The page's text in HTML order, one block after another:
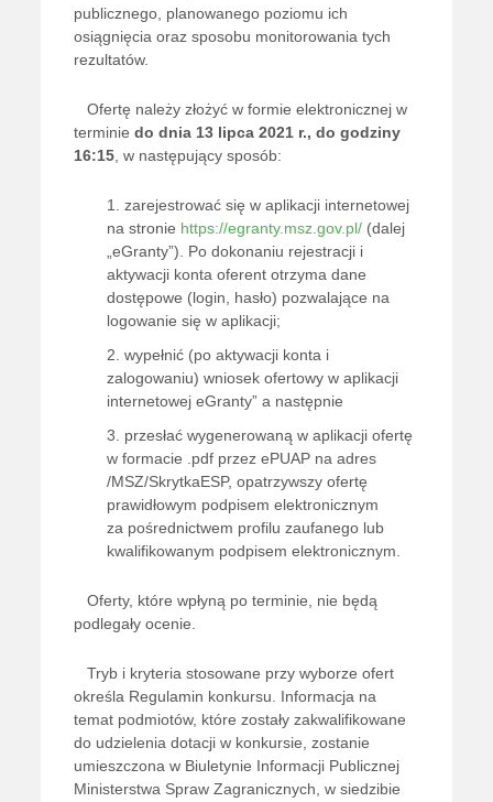
publicznego, planowanego poziomu ich
osiągnięcia oraz sposobu monitorowania tych
rezultatów.
Ofertę należy złożyć w formie elektronicznejw
terminiedo dnia 13 lipca 2021 r., do godziny
16:15 , w następujący sposób:
zarejestrować się w aplikacji internetowej
na stronie https://egranty.msz.gov.pl/ (dalej
„eGranty”). Po dokonaniu rejestracji i
aktywacji konta oferent otrzyma dane
dostępowe (login, hasło) pozwalające na
logowanie się w aplikacji;
wypełnić (po aktywacji konta i
zalogowaniu) wniosek ofertowy w aplikacji
internetowej eGranty” a następnie
przesłać wygenerowaną w aplikacji ofertę
w formacie .pdf przez ePUAP na adres
/MSZ/SkrytkaESP, opatrzywszy ofertę
prawidłowym podpisem elektronicznym
za pośrednictwem profilu zaufanego lub
kwalifikowanym podpisem elektronicznym.
Oferty, które wpłyną po terminie, nie będą
podlegały ocenie.
Tryb i kryteria stosowane przy wyborze ofert
określa Regulamin konkursu. Informacja na
temat podmiotów, które zostały zakwalifikowane
do udzielenia dotacji w konkursie, zostanie
umieszczona w Biuletynie Informacji Publicznej
Ministerstwa Spraw Zagranicznych, w siedzibie